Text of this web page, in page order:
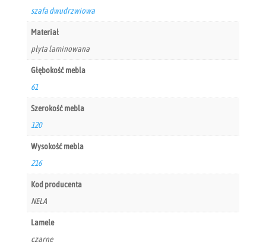
szafa dwudrzwiowa
Materiał
płyta laminowana
Głębokość mebla
61
Szerokość mebla
120
Wysokość mebla
216
Kod producenta
NELA
Lamele
czarne